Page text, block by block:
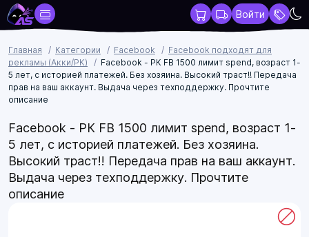
Войти
Главная Категории Facebook
Facebook подходят для
рекламы (Акки/РК)
Facebook - РК FB 1500 лимит spend, возраст 1-
5 лет, с историей платежей. Без хозяина. Высокий траст!! Передача
прав на ваш аккаунт. Выдача через техподдержку. Прочтите
описание
Facebook - РК FB 1500 лимит spend, возраст 1-
5 лет, с историей платежей. Без хозяина.
Высокий траст!! Передача прав на ваш аккаунт.
Выдача через техподдержку. Прочтите
описание